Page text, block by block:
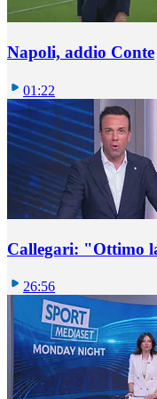
Napoli, addio Conte
01:22
Callegari: "Ottimo
26:56